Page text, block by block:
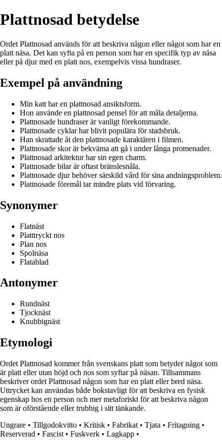
Plattnosad betydelse
Ordet Plattnosad används för att beskriva någon eller något som har en
platt näsa. Det kan syfta på en person som har en specifik typ av näsa
eller på djur med en platt nos, exempelvis vissa hundraser.
Exempel på användning
Min katt har en plattnosad ansiktsform.
Hon använde en plattnosad pensel för att måla detaljerna.
Plattnosade hundraser är vanligt förekommande.
Plattnosade cyklar har blivit populära för stadsbruk.
Han skrattade åt den plattnosade karaktären i filmen.
Plattnosade skor är bekväma att gå i under långa promenader.
Plattnosad arkitektur har sin egen charm.
Plattnosade bilar är oftast bränslesnåla.
Plattnosade djur behöver särskild vård för sina andningsproblem.
Plattnosade föremål tar mindre plats vid förvaring.
Synonymer
Flatnäst
Platttryckt nos
Plan nos
Spolnäsa
Flatablad
Antonymer
Rundnäst
Tjocknäst
Knubbignäst
Etymologi
Ordet Plattnosad kommer från svenskans platt som betyder något som
är platt eller utan höjd och nos som syftar på näsan. Tillsammans
beskriver ordet Plattnosad någon som har en platt eller bred näsa.
Uttrycket kan användas både bokstavligt för att beskriva en fysisk
egenskap hos en person och mer metaforiskt för att beskriva någon
som är oförstående eller trubbig i sitt tänkande.
Ungrare • Tillgodokvitto • Kritisk • Fabrikat • Tjata • Fritagning •
Reserverad • Fascist • Fuskverk • Lagkapp •